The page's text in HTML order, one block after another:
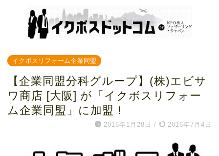
イクボスリフォーム企業同盟
【企業同盟分科グループ】(株)エビサ
ワ商店 [大阪] が「イクボスリフォー
ム企業同盟」に加盟！
2016年1月28日 / 2016年7月4日